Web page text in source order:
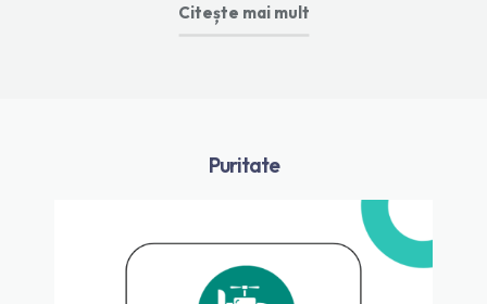
Citește mai mult
Puritate